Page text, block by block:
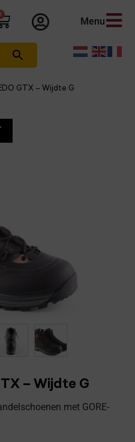
Menu
GTX – Wijdte G
– Wijdte G
met GORE-